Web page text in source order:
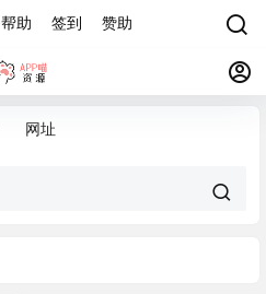
帮助 签到 赞助
网址